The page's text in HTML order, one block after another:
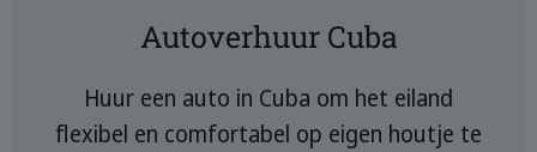
Autoverhuur Cuba
Huur een auto in Cuba om het eiland
flexibel en comfortabel op eigen houtje te